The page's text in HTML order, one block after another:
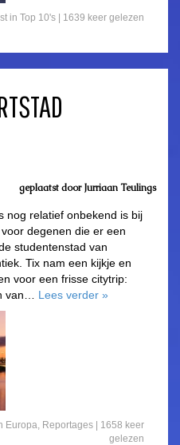
in Top 10's | 1639 keer gelezen
geplaatst door Jurriaan Teulings
nog relatief onbekend is bij
degenen die er een
studentenstad van
Tix nam een kijkje en
voor een frisse citytrip:
van… Lees verder »
Europa, Reportages | 1658 keer
gelezen